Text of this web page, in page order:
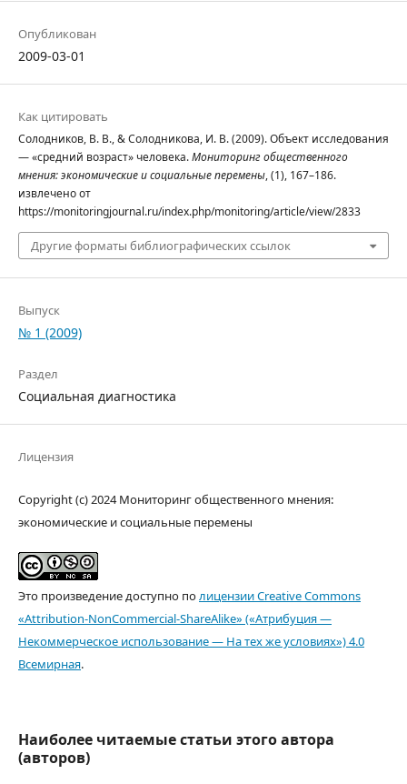
Опубликован
2009-03-01
Как цитировать
Солодников, В. В., & Солодникова, И. В. (2009). Объект исследования
— «средний возраст» человека.Мониторинг общественного
мнения: экономические и социальные перемены, (1), 167–186.
извлечено от
https://monitoringjournal.ru/index.php/monitoring/article/view/2833
Другие форматы библиографических ссылок
Выпуск
№ 1 (2009)
Раздел
Социальная диагностика
Лицензия
Copyright (c) 2024 Мониторинг общественного мнения:
экономические и социальные перемены
Это произведение доступно полицензии Creative Commons
«Attribution-NonCommercial-ShareAlike» («Атрибуция —
Некоммерческое использование — На тех же условиях») 4.0
Всемирная.
Наиболее читаемые статьи этого автора
(авторов)